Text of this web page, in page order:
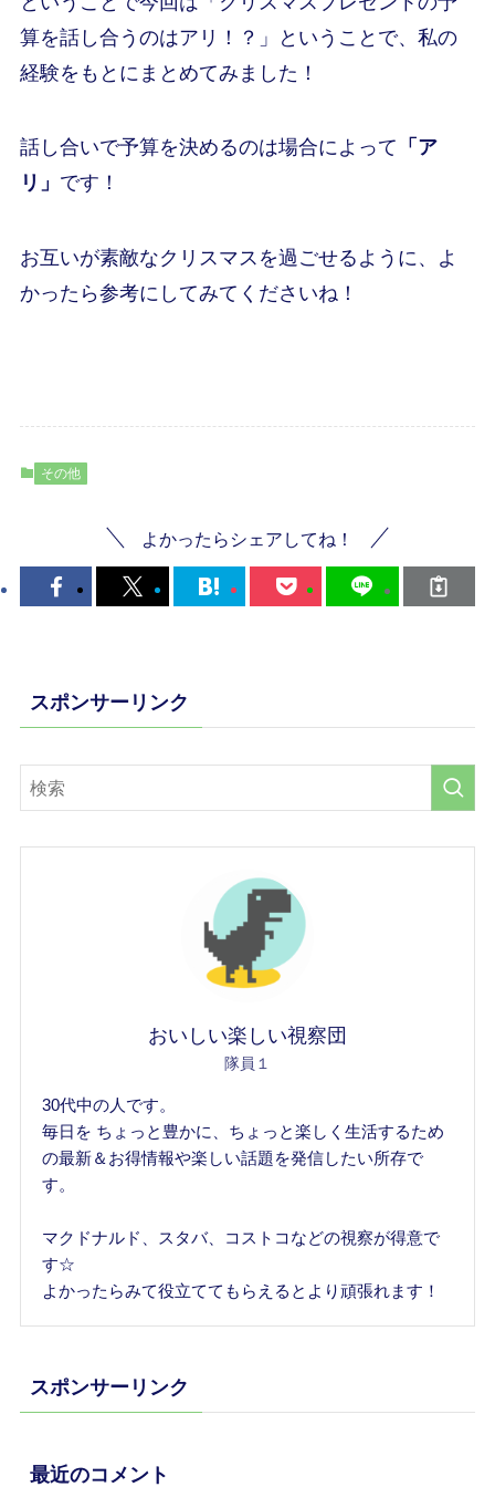
算を話し合うのはアリ！？」ということで、私の
経験をもとにまとめてみました！
話し合いで予算を決めるのは場合によって 「ア
リ」 です！
お互いが素敵なクリスマスを過ごせるように、よ
かったら参考にしてみてくださいね！
その他
よかったらシェアしてね！
スポンサーリンク
おいしい楽しい視察団
隊員１
30代中の人です。
毎日を ちょっと豊かに、ちょっと楽しく生活するため
の最新＆お得情報や楽しい話題を発信したい所存で
す。
マクドナルド、スタバ、コストコなどの視察が得意で
す☆
よかったらみて役立ててもらえるとより頑張れます！
スポンサーリンク
最近のコメント